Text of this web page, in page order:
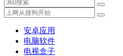
安卓应用
电脑软件
电视盒子